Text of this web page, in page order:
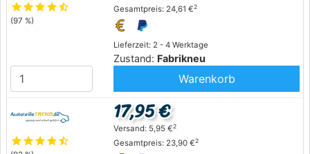
starstarstarstarstar_half
(97 %)
Lieferzeit: 2 - 4 Werktage
Zustand: Fabrikneu
Gesamtpreis: 24,61 €2
Warenkorb
starstarstarstarstar_half
17,95 €
Versand: 5,95 €2
Gesamtpreis: 23,90 €2